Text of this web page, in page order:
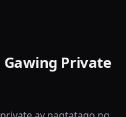
Private